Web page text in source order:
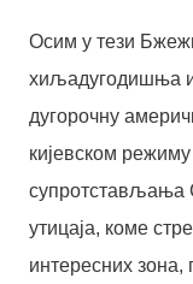
Осим у тези
хиљадугодишња
дугорочну
кијевском
супротстављања
утицаја, коме
интересних